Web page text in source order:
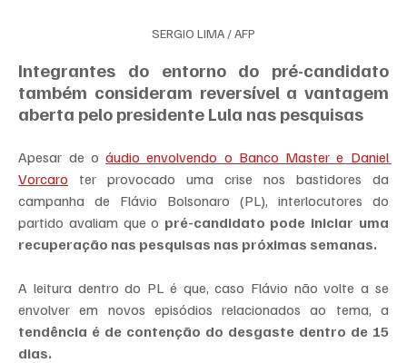
SERGIO LIMA / AFP
Integrantes do entorno do pré-candidato
também consideram reversível a vantagem
aberta pelo presidente Lula nas pesquisas
Apesar de o áudio envolvendo o Banco Master e Daniel
Vorcaro ter provocado uma crise nos bastidores da
campanha de Flávio Bolsonaro (PL), interlocutores do
partido avaliam que o pré-candidato pode iniciar uma
recuperação nas pesquisas nas próximas semanas.
A leitura dentro do PL é que, caso Flávio não volte a se
tendência é de contenção do desgaste dentro de 15
dias.